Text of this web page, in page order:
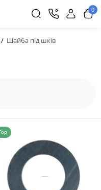
0
Шайба під шків